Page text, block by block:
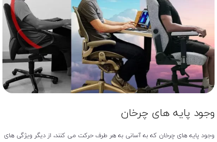
وجود پایه های چرخان
وجود پایه های چرخان که به آسانی به هر طرف حرکت می کنند، از دیگر ویژگی های